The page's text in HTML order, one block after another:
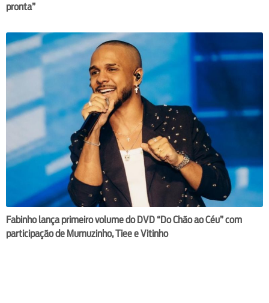
pronta”
Fabinho lança primeiro volume do DVD “Do Chão ao Céu” com
participação de Mumuzinho, Tiee e Vitinho